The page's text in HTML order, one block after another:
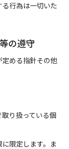
行為は一切いた
の遵守
める指針その他
り扱っている個
限定します。ま